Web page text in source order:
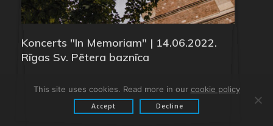
Koncerts "In Memoriam" | 14.06.2022.
Rīgas Sv. Pētera baznīca
This site uses cookies. Read more in our cookie policy
Accept Decline